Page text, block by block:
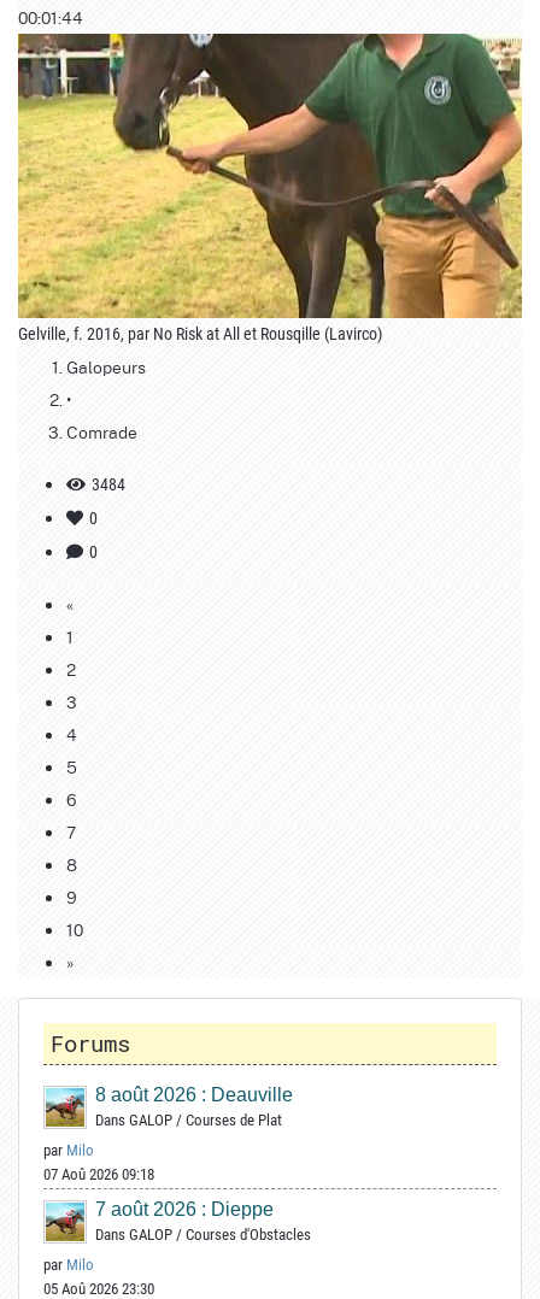
00:01:44
Gelville, f. 2016, par No Risk at All et Rousqille (Lavirco)
Galopeurs
•
Comrade
3484
0
0
«
1
2
3
4
5
6
7
8
9
10
»
Forums
8 août 2026 : Deauville
Dans GALOP / Courses de Plat
par Milo
07 Aoû 2026 09:18
7 août 2026 : Dieppe
Dans GALOP / Courses d'Obstacles
par Milo
05 Aoû 2026 23:30